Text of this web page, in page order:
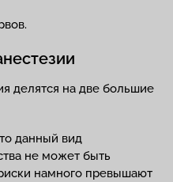
делятся на две большие
данный вид
не может быть
намного превышают